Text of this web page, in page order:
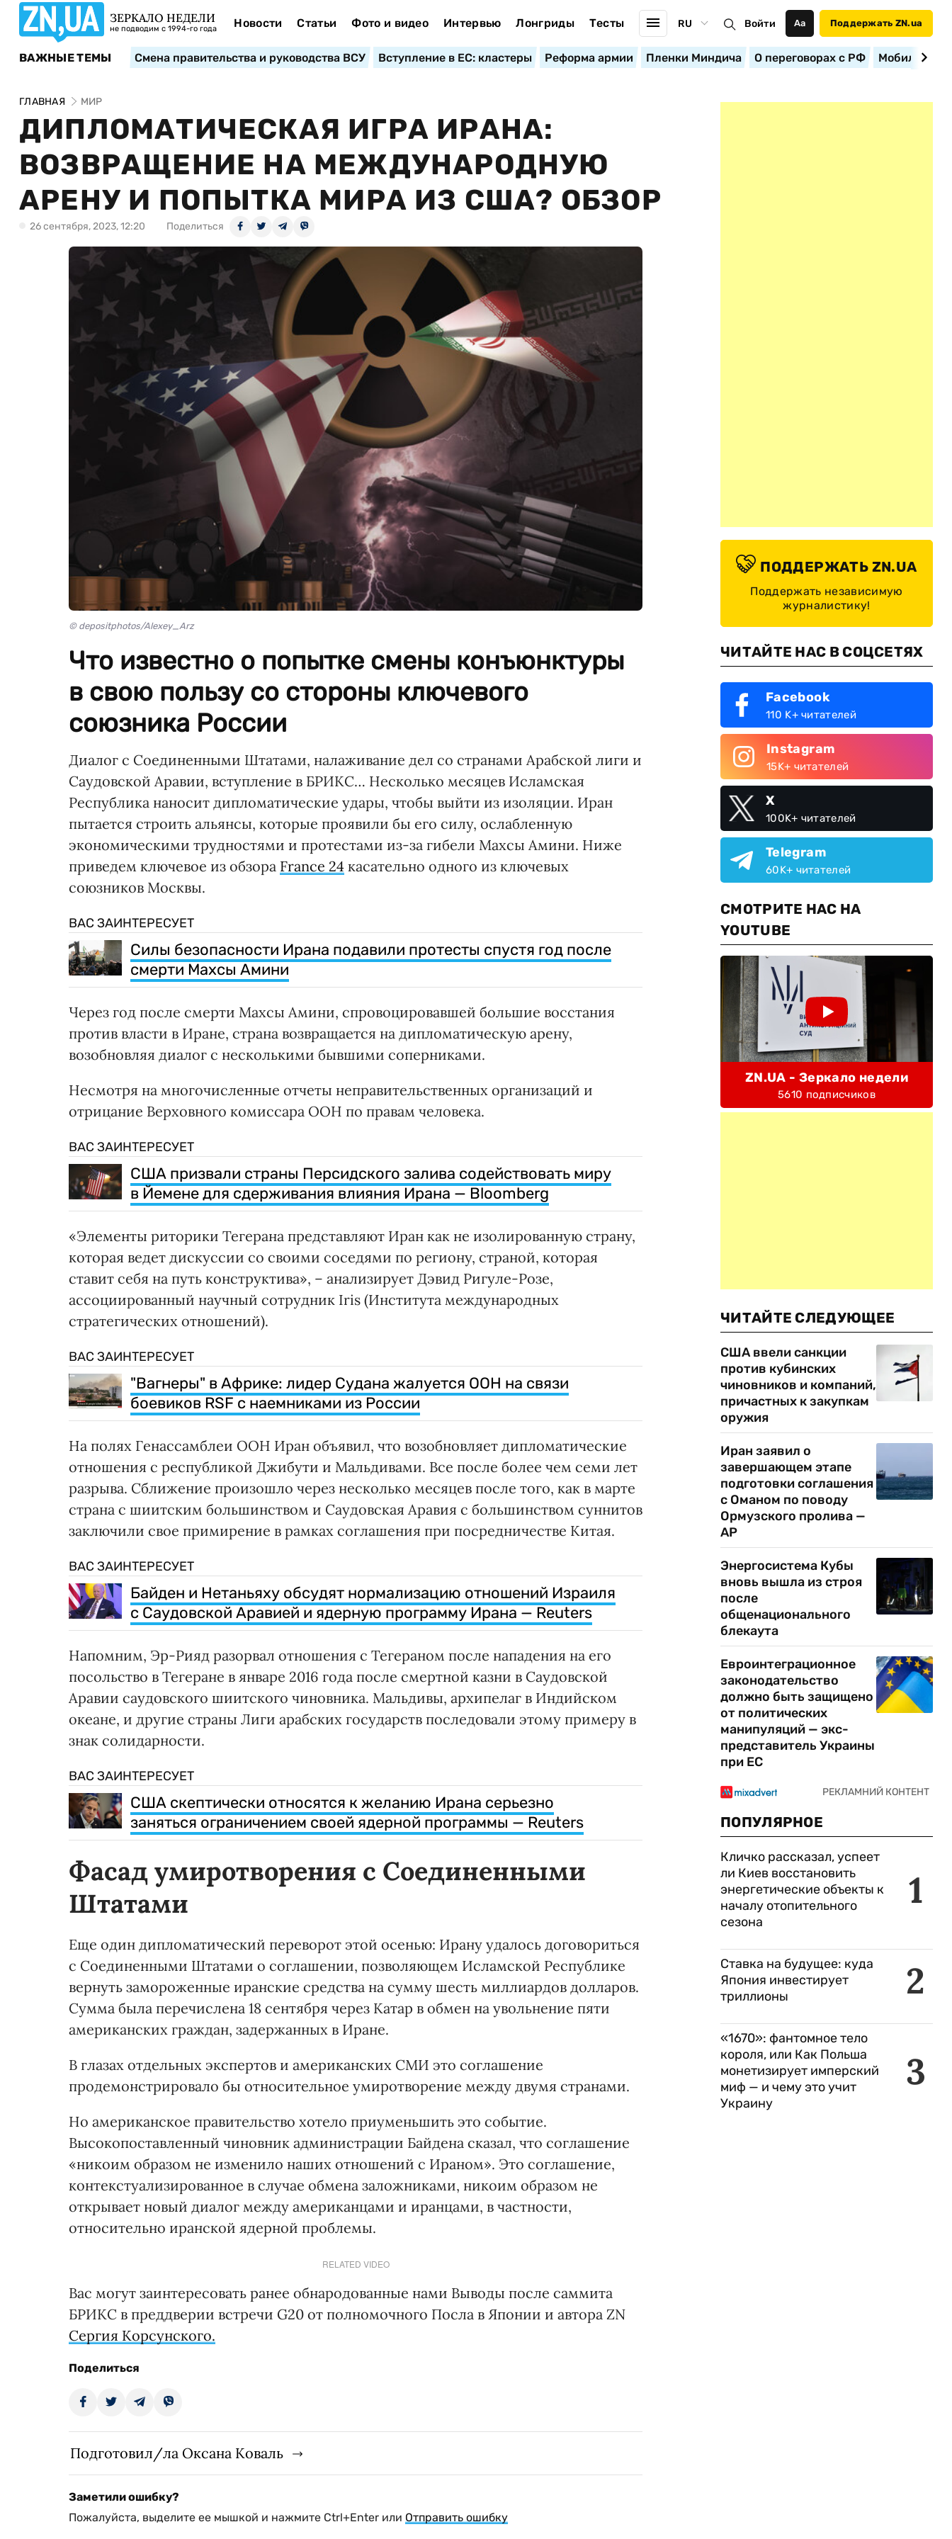
ЗЕРКАЛО НЕДЕЛИ
не подводим с 1994-го года Новости Статьи Фото и видео Интервью Лонгриды Тесты RU Войти Аа Поддержать ZN.ua
ВАЖНЫЕ ТЕМЫ Смена правительства и руководства ВСУ Вступление в ЕС: кластеры Реформа армии Пленки Миндича О переговорах с РФ
ГЛАВНАЯ МИР
ДИПЛОМАТИЧЕСКАЯ ИГРА ИРАНА:
ВОЗВРАЩЕНИЕ НА МЕЖДУНАРОДНУЮ
АРЕНУ И ПОПЫТКА МИРА ИЗ США? ОБЗОР
26 сентября, 2023, 12:20 Поделиться
© depositphotos/Alexey_Arz
Что известно о попытке смены конъюнктуры
в свою пользу со стороны ключевого
союзника России
Диалог с Соединенными Штатами, налаживание дел со странами Арабской лиги и
Саудовской Аравии, вступление в БРИКС… Несколько месяцев Исламская
Республика наносит дипломатические удары, чтобы выйти из изоляции. Иран
пытается строить альянсы, которые проявили бы его силу, ослабленную
экономическими трудностями и протестами из-за гибели Махсы Амини. Ниже
приведем ключевое из обзора France 24 касательно одного из ключевых
союзников Москвы.
ВАС ЗАИНТЕРЕСУЕТ
Силы безопасности Ирана подавили протесты спустя год после
смерти Махсы Амини
Через год после смерти Махсы Амини, спровоцировавшей большие восстания
против власти в Иране, страна возвращается на дипломатическую арену,
возобновляя диалог с несколькими бывшими соперниками.
Несмотря на многочисленные отчеты неправительственных организаций и
отрицание Верховного комиссара ООН по правам человека.
ВАС ЗАИНТЕРЕСУЕТ
США призвали страны Персидского залива содействовать миру
в Йемене для сдерживания влияния Ирана — Bloomberg
«Элементы риторики Тегерана представляют Иран как не изолированную страну,
которая ведет дискуссии со своими соседями по региону, страной, которая
ставит себя на путь конструктива», – анализирует Дэвид Ригуле-Розе,
ассоциированный научный сотрудник Iris (Института международных
стратегических отношений).
ВАС ЗАИНТЕРЕСУЕТ
"Вагнеры" в Африке: лидер Судана жалуется ООН на связи
боевиков RSF с наемниками из России
На полях Генассамблеи ООН Иран объявил, что возобновляет дипломатические
отношения с республикой Джибути и Мальдивами. Все после более чем семи лет
разрыва. Сближение произошло через несколько месяцев после того, как в марте
страна с шиитским большинством и Саудовская Аравия с большинством суннитов
заключили свое примирение в рамках соглашения при посредничестве Китая.
ВАС ЗАИНТЕРЕСУЕТ
Байден и Нетаньяху обсудят нормализацию отношений Израиля
с Саудовской Аравией и ядерную программу Ирана — Reuters
Напомним, Эр-Рияд разорвал отношения с Тегераном после нападения на его
посольство в Тегеране в январе 2016 года после смертной казни в Саудовской
Аравии саудовского шиитского чиновника. Мальдивы, архипелаг в Индийском
океане, и другие страны Лиги арабских государств последовали этому примеру в
знак солидарности.
ВАС ЗАИНТЕРЕСУЕТ
США скептически относятся к желанию Ирана серьезно
заняться ограничением своей ядерной программы — Reuters
Фасад умиротворения с Соединенными
Штатами
Еще один дипломатический переворот этой осенью: Ирану удалось договориться
с Соединенными Штатами о соглашении, позволяющем Исламской Республике
вернуть замороженные иранские средства на сумму шесть миллиардов долларов.
Сумма была перечислена 18 сентября через Катар в обмен на увольнение пяти
американских граждан, задержанных в Иране.
В глазах отдельных экспертов и американских СМИ это соглашение
продемонстрировало бы относительное умиротворение между двумя странами.
Но американское правительство хотело приуменьшить это событие.
Высокопоставленный чиновник администрации Байдена сказал, что соглашение
«никоим образом не изменило наших отношений с Ираном». Это соглашение,
контекстуализированное в случае обмена заложниками, никоим образом не
открывает новый диалог между американцами и иранцами, в частности,
относительно иранской ядерной проблемы.
RELATED VIDEO
Вас могут заинтересовать ранее обнародованные нами Выводы после саммита
БРИКС в преддверии встречи G20 от полномочного Посла в Японии и автора ZN
Сергия Корсунского.
Поделиться
Подготовил/ла Оксана Коваль
Заметили ошибку?
Пожалуйста, выделите ее мышкой и нажмите Ctrl+Enter или Отправить ошибку
ПОДДЕРЖАТЬ ZN.UA
Поддержать независимую
журналистику!
ЧИТАЙТЕ НАС В СОЦСЕТЯХ
Facebook
110 K+ читателей
Instagram
15K+ читателей
X
100K+ читателей
Telegram
60K+ читателей
СМОТРИТЕ НАС НА
YOUTUBE
ZN.UA - Зеркало недели
5610 подписчиков
ЧИТАЙТЕ СЛЕДУЮЩЕЕ
США ввели санкции
против кубинских
чиновников и компаний,
причастных к закупкам
оружия
Иран заявил о
завершающем этапе
подготовки соглашения
с Оманом по поводу
Ормузского пролива —
AP
Энергосистема Кубы
вновь вышла из строя
после
общенационального
блекаута
Евроинтеграционное
законодательство
должно быть защищено
от политических
манипуляций — экс-
представитель Украины
при ЕС
ПОПУЛЯРНОЕ
1
Кличко рассказал, успеет
ли Киев восстановить
энергетические объекты к
началу отопительного
сезона
2
Ставка на будущее: куда
Япония инвестирует
триллионы
3
«1670»: фантомное тело
короля, или Как Польша
монетизирует имперский
миф — и чему это учит
Украину